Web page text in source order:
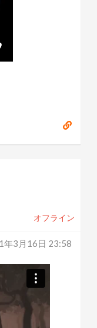
オフライン
年3月16日 23:58